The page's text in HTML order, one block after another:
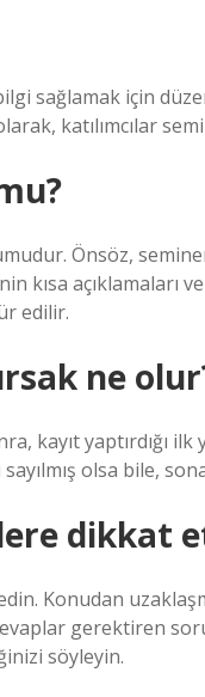
sağlamak için
katılımcılar
Önsöz,
kısa açıklamaları
edilir.
ne
kayıt yaptırdığı
olsa bile,
dikkat
Konudan
gerektiren
söyleyin.